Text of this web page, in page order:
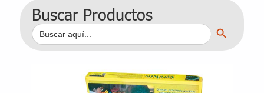
Buscar Productos
Buscar: